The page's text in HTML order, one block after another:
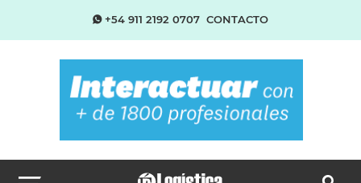
+54 911 2192 0707 CONTACTO